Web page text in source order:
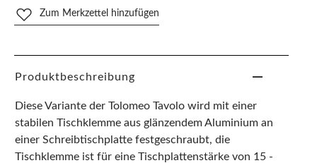
Zum Merkzettel hinzufügen
Produktbeschreibung
Diese Variante der Tolomeo Tavolo wird mit einer
stabilen Tischklemme aus glänzendem Aluminium an
einer Schreibtischplatte festgeschraubt, die
Tischklemme ist für eine Tischplattenstärke von 15 -